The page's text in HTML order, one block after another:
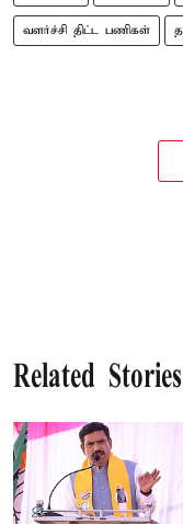
வளர்ச்சி திட்ட பணிகள்
Related Stories